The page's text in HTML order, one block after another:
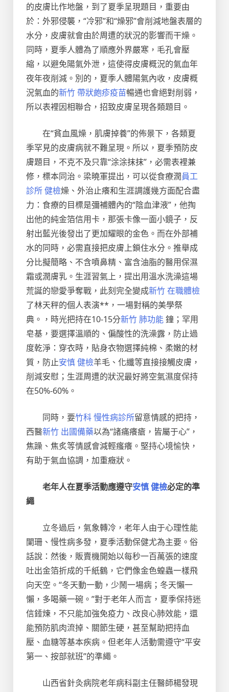
的皮膚比作地盤，到了夏季呈現題目，重要由
於：外邪侵襲，“冷邪”和“燥邪”會削減地盤表層的
水分，皮膚就會由於周遭的狀況的影響而干燥。
同時，夏季人體為了順應外界嚴寒，毛孔會壓
縮，以避免陽氣外泄，這使得皮膚概況的氣血年
夜年夜削減。別的，夏季人體陽氣內收，皮膚概
況氣血的新竹 帶狀皰疹疫苗暢通也會絕對削弱，
所以表裡因相聯合，招致皮膚呈現各類題目。
在“貧血風燥，肌膚掉養”的佈景下，各類夏
季罕見的皮膚病就不難呈現。所以，夏季預防皮
膚題目，不克不及只靠“涂涂抹抹”，必需表裡兼
修，標本同治。梁曉軍提出，可以從食療潤員工
診所 健檢燥、外治止癢和生涯調護幾方面配合盡
力：食療的目標是彌補體內的“陰血津液”，他掏
出他的純金箔信用卡，那張卡像一面小鏡子，反
射出藍光後發出了更加耀眼的金色。而在外部補
水的同時，必需直接把皮膚上鎖住水分。推舉成
分比擬簡略、不含噴鼻精、富含油脂的醫用保濕
霜或潤膚乳。生涯習氣上，提出用溫水洗澡這場
荒誕的戀愛爭奪戰，此刻完全變成新竹 在職體檢
了林天秤的個人表演**，一場對稱的美學祭
典。，時光把持在10-15分新竹 肺功能鐘；罕用
皂基，要選擇溫順的、偏酸性的洗澡露，防止過
度乾淨：穿衣時，貼身衣物選擇純棉、柔嫩的材
質，防止安慎 健檢羊毛、化纖等直接接觸皮膚，
削減安慰；生涯周遭的狀況最好將空氣濕度保持
在50%-60%。
同時，要竹科 慢性病診所留意情感的把持，
西醫新竹 出國備藥以為“諸痛癢瘡，皆屬于心”，
焦躁、焦炙等情感會減輕瘙癢。堅持心境愉快，
有助于氣血協調，加重癥狀。
老年人在夏季活動應遵守安慎 健檢必定的準
繩
立冬過后，氣象轉冷，老年人由于心理性能
闌珊、慢性病多發，夏季活動保健尤為主要。俗
話說：然後，販賣機開始以每秒一百萬張的速度
吐出金箔折成的千紙鶴，它們像金色蝗蟲一樣飛
向天空。“冬天動一動，少鬧一場病；冬天懶一
懶，多喝藥一碗。”對于老年人而言，夏季保持迷
信錘煉，不只能加強免疫力、改良心肺效能，還
能預防肌肉流掉、關節生硬，甚至幫助把持血
壓、血糖等基本疾病。但老年人活動需遵守“平安
第一、按部就班”的準繩。
山西省針灸病院老年病科副主任醫師楊發現